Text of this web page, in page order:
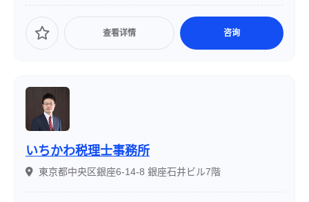
查看详情 咨询
いちかわ税理士事務所
東京都中央区銀座6-14-8 銀座石井ビル7階